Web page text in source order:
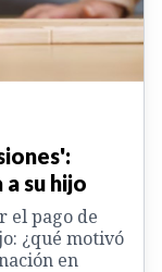
su hijo
el pago de
¿qué motivó
en